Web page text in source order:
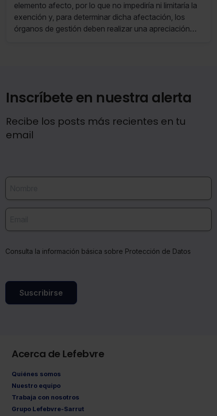
elemento afecto, por lo que no impediría ni limitaría la
exención y, para determinar dicha afectación, los
órganos de gestión deben realizar una apreciación
Inscríbete en nuestra alerta
Recibe los posts más recientes en tu
email
Consulta la información básica sobre Protección de Datos
Suscribirse
Acerca de Lefebvre
Quiénes somos
Nuestro equipo
Trabaja con nosotros
Grupo Lefebvre-Sarrut